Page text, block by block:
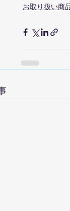
お取り扱い商